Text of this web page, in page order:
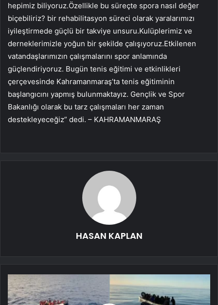
hepimiz biliyoruz.Özellikle bu süreçte spora nasıl değer
biçebiliriz? bir rehabilitasyon süreci olarak yaralarımızı
iyileştirmede güçlü bir takviye unsuru.Kulüplerimiz ve
derneklerimizle yoğun bir şekilde çalışıyoruz.Etkilenen
vatandaşlarımızın çalışmalarını spor anlamında
güçlendiriyoruz. Bugün tenis eğitimi ve etkinlikleri
çerçevesinde Kahramanmaraş’ta tenis eğitiminin
başlangıcını yapmış bulunmaktayız. Gençlik ve Spor
Bakanlığı olarak bu tarz çalışmaları her zaman
destekleyeceğiz” dedi. – KAHRAMANMARAŞ
HASAN KAPLAN